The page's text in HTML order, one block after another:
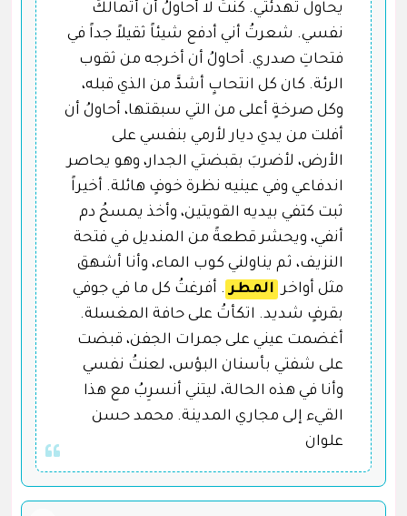
يحاول تهدئتي. كنتُ لا أحاولُ أن أتمالكَ
نفسي. شعرتُ أني أدفع شيئاً ثقيلاً جداً في
فتحاتِ صدري. أحاولُ أن أخرجه من ثقوب
الرئة. كان كل انتحابٍ أشدَّ من الذي قبله،
وكل صرخةٍ أعلى من التي سبقتها، أحاولُ أن
أفلت من يدي ديار لأرمي بنفسي على
الأرض، لأضربَ بقبضتي الجدار، وهو يحاصر
اندفاعي وفي عينيه نظرة خوفٍ هائلة. أخيراً
ثبت كتفي بيديه القويتين، وأخذ يمسحُ دم
أنفي، ويحشر قطعةً من المنديل في فتحة
النزيف، ثم يناولني كوب الماء، وأنا أشهق
مثل أواخر المطر . أفرغتُ كل ما في جوفي
بقرفٍ شديد. اتكأتُ على حافة المغسلة.
أغضمت عيني على جمرات الجفن، قبضت
على شفتي بأسنان البؤس، لعنتُ نفسي
وأنا في هذه الحالة، ليتني أنسرِبُ مع هذا
القيء إلى مجاري المدينة. محمد حسن
علوان